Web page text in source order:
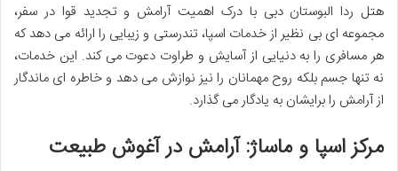
هتل ردا البوستان دبی با درک اهمیت آرامش و تجدید قوا در سفر،
مجموعه ای بی نظیر از خدمات اسپا، تندرستی و زیبایی را ارائه می دهد که
هر مسافری را به دنیایی از آسایش و طراوت دعوت می کند. این خدمات،
نه تنها جسم بلکه روح مهمانان را نیز نوازش می دهد و خاطره ای ماندگار
از آرامش را برایشان به یادگار می گذارد.
مرکز اسپا و ماساژ: آرامش در آغوش طبیعت